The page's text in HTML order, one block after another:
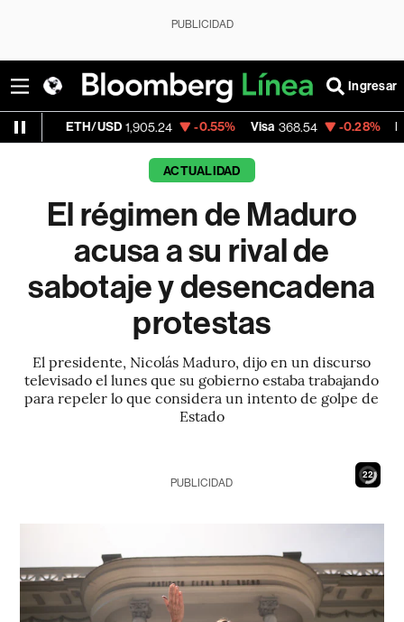
PUBLICIDAD
Ingresar
1,905.24 -0.55% Visa 368.54 -0.28% MercadoLibre
ACTUALIDAD
El régimen de Maduro
acusa a su rival de
sabotaje y desencadena
protestas
El presidente, Nicolás Maduro, dijo en un discurso
televisado el lunes que su gobierno estaba trabajando
para repeler lo que considera un intento de golpe de
Estado
20
PUBLICIDAD